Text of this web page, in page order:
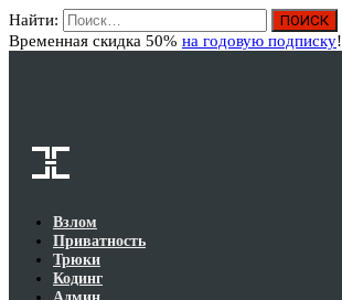
Найти:
Временная скидка 50% на годовую подписку!
Взлом
Приватность
Трюки
Кодинг